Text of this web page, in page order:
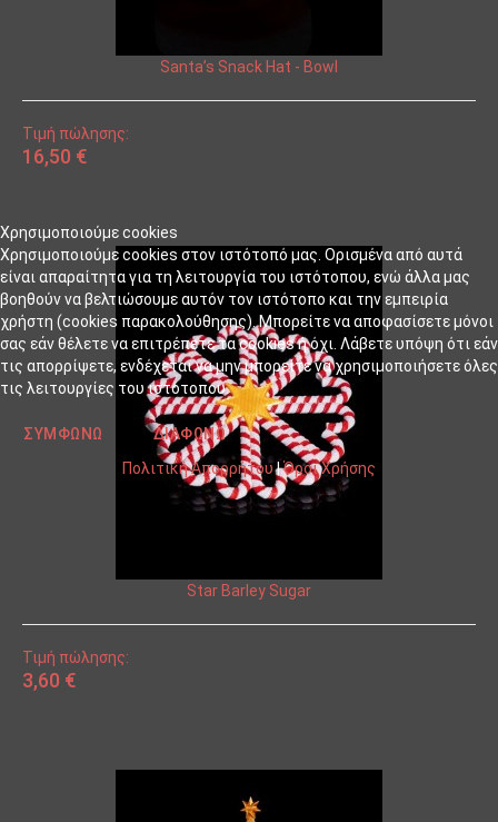
Santa’s Snack Hat - Bowl
Τιμή πώλησης:
16,50 €
Star Barley Sugar
Τιμή πώλησης:
3,60 €
Χρησιμοποιούμε cookies
Χρησιμοποιούμε cookies στον ιστότοπό μας. Ορισμένα από αυτά
είναι απαραίτητα για τη λειτουργία του ιστότοπου, ενώ άλλα μας
βοηθούν να βελτιώσουμε αυτόν τον ιστότοπο και την εμπειρία
χρήστη (cookies παρακολούθησης). Μπορείτε να αποφασίσετε μόνοι
σας εάν θέλετε να επιτρέπετε τα cookies ή όχι. Λάβετε υπόψη ότι εάν
τις απορρίψετε, ενδέχεται να μην μπορείτε να χρησιμοποιήσετε όλες
τις λειτουργίες του ιστότοπου.
ΣΥΜΦΩΝΏ
ΔΙΑΦΩΝΏ
Πολιτική Απορρήτου|Όροι Χρήσης